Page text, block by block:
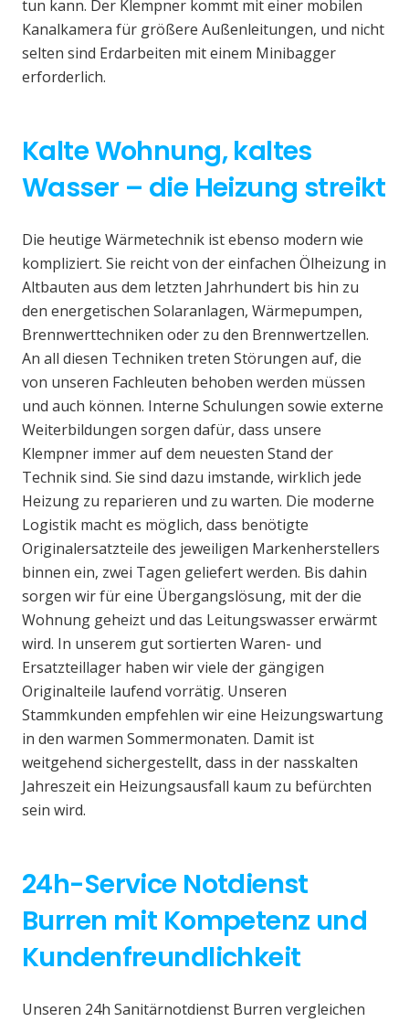
tun kann. Der Klempner kommt mit einer mobilen
Kanalkamera für größere Außenleitungen, und nicht
selten sind Erdarbeiten mit einem Minibagger
erforderlich.
Kalte Wohnung, kaltes
Wasser – die Heizung streikt
Die heutige Wärmetechnik ist ebenso modern wie
kompliziert. Sie reicht von der einfachen Ölheizung in
Altbauten aus dem letzten Jahrhundert bis hin zu
den energetischen Solaranlagen, Wärmepumpen,
Brennwerttechniken oder zu den Brennwertzellen.
An all diesen Techniken treten Störungen auf, die
von unseren Fachleuten behoben werden müssen
und auch können. Interne Schulungen sowie externe
Weiterbildungen sorgen dafür, dass unsere
Klempner immer auf dem neuesten Stand der
Technik sind. Sie sind dazu imstande, wirklich jede
Heizung zu reparieren und zu warten. Die moderne
Logistik macht es möglich, dass benötigte
Originalersatzteile des jeweiligen Markenherstellers
binnen ein, zwei Tagen geliefert werden. Bis dahin
sorgen wir für eine Übergangslösung, mit der die
Wohnung geheizt und das Leitungswasser erwärmt
wird. In unserem gut sortierten Waren- und
Ersatzteillager haben wir viele der gängigen
Originalteile laufend vorrätig. Unseren
Stammkunden empfehlen wir eine Heizungswartung
in den warmen Sommermonaten. Damit ist
weitgehend sichergestellt, dass in der nasskalten
Jahreszeit ein Heizungsausfall kaum zu befürchten
sein wird.
24h-Service Notdienst
Burren mit Kompetenz und
Kundenfreundlichkeit
Unseren 24h Sanitärnotdienst Burren vergleichen